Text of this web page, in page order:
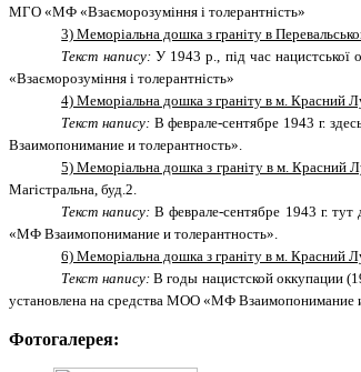
МГО «МФ «Взаєморозуміння і толерантність»
3) Меморіальна дошка з граніту в
Текст напису:У 1943 р., під час нацистської
«Взаєморозуміння і толерантність»
4) Меморіальна дошка з граніту в м. Красний
Текст напису: В феврале-сентябре 1943 г.
Взаимопонимание и толерантность».
5) Меморіальна дошка з граніту в м. Красний
Магістральна, буд.2.
Текст напису: В феврале-сентябре 1943 г.
«МФ Взаимопонимание и толерантность».
6) Меморіальна дошка з граніту в м. Красний
Текст напису:В годы нацистской оккупации
установлена на средства МОО «МФ Взаимопонимание
Фотогалерея: